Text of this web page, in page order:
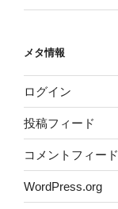
メタ情報
ログイン
投稿フィード
コメントフィード
WordPress.org